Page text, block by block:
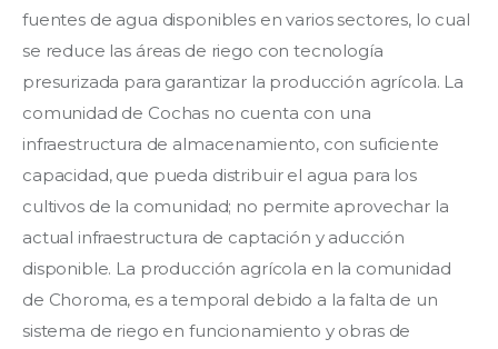
fuentes de agua disponibles en varios sectores, lo cual
se reduce las áreas de riego con tecnología
presurizada para garantizar la producción agrícola. La
comunidad de Cochas no cuenta con una
infraestructura de almacenamiento, con suficiente
capacidad, que pueda distribuir el agua para los
cultivos de la comunidad; no permite aprovechar la
actual infraestructura de captación y aducción
disponible. La producción agrícola en la comunidad
de Choroma, es a temporal debido a la falta de un
sistema de riego en funcionamiento y obras de